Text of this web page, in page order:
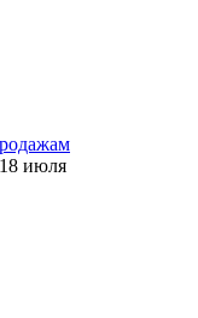
18 июля